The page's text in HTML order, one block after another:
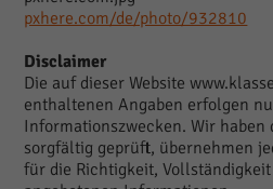
pxhere.com/de/photo/932810
Disclaimer
Die auf dieser Website
enthaltenen Angaben erfolgen
Informationszwecken. Wir haben
sorgfältig geprüft, übernehmen
für die Richtigkeit,